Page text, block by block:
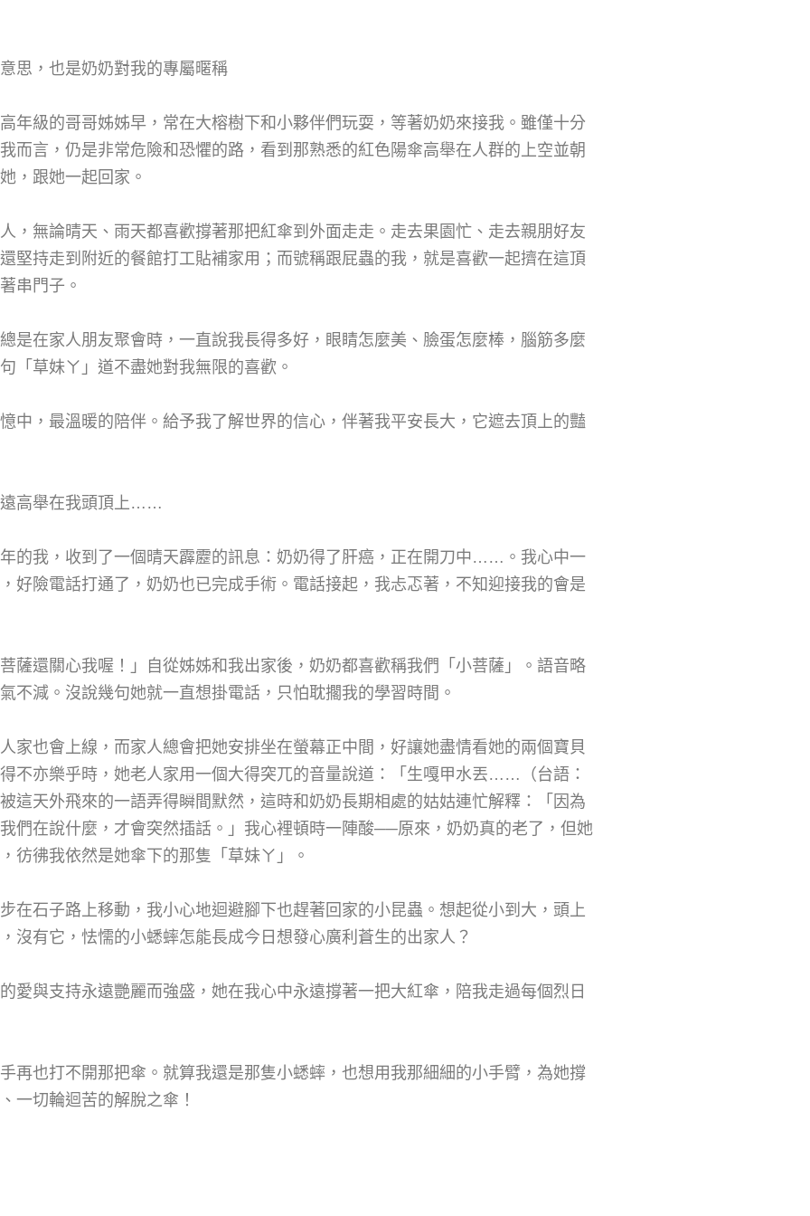
思，也是奶奶對我的專屬暱稱
年級的哥哥姊姊早，常在大榕樹下和小夥伴們玩耍，等著奶奶來接我。雖僅十分
而言，仍是非常危險和恐懼的路，看到那熟悉的紅色陽傘高舉在人群的上空並朝
，跟她一起回家。
，無論晴天、雨天都喜歡撐著那把紅傘到外面走走。走去果園忙、走去親朋好友
堅持走到附近的餐館打工貼補家用；而號稱跟屁蟲的我，就是喜歡一起擠在這頂
串門子。
是在家人朋友聚會時，一直說我長得多好，眼睛怎麼美、臉蛋怎麼棒，腦筋多麼
「草妹ㄚ」道不盡她對我無限的喜歡。
中，最溫暖的陪伴。給予我了解世界的信心，伴著我平安長大，它遮去頂上的豔
遠高舉在我頭頂上……
的我，收到了一個晴天霹靂的訊息：奶奶得了肝癌，正在開刀中……。我心中一
好險電話打通了，奶奶也已完成手術。電話接起，我忐忑著，不知迎接我的會是
薩還關心我喔！」自從姊姊和我出家後，奶奶都喜歡稱我們「小菩薩」。語音略
不減。沒說幾句她就一直想掛電話，只怕耽擱我的學習時間。
家也會上線，而家人總會把她安排坐在螢幕正中間，好讓她盡情看她的兩個寶貝
不亦樂乎時，她老人家用一個大得突兀的音量說道：「生嘎甲水丟……（台語：
天外飛來的一語弄得瞬間默然，這時和奶奶長期相處的姑姑連忙解釋：「因為
們在說什麼，才會突然插話。」我心裡頓時一陣酸──原來，奶奶真的老了，但她
彷彿我依然是她傘下的那隻「草妹ㄚ」。
在石子路上移動，我小心地迴避腳下也趕著回家的小昆蟲。想起從小到大，頭上
沒有它，怯懦的小蟋蟀怎能長成今日想發心廣利蒼生的出家人？
愛與支持永遠艷麗而強盛，她在我心中永遠撐著一把大紅傘，陪我走過每個烈日
再也打不開那把傘。就算我還是那隻小蟋蟀，也想用我那細細的小手臂，為她撐
一切輪迴苦的解脫之傘！